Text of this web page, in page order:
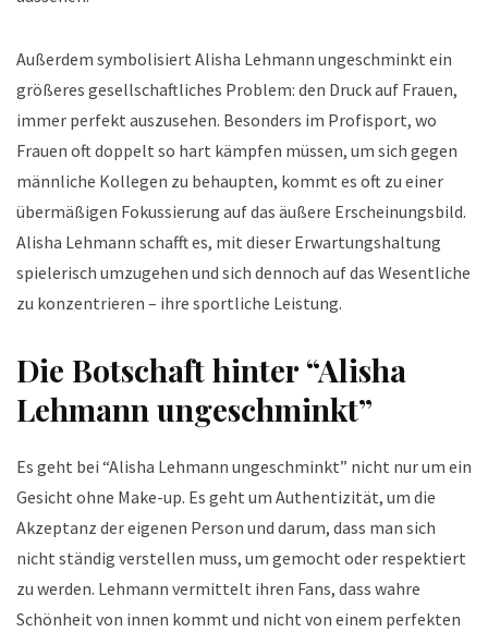
Außerdem symbolisiert Alisha Lehmann ungeschminkt ein
größeres gesellschaftliches Problem: den Druck auf Frauen,
immer perfekt auszusehen. Besonders im Profisport, wo
Frauen oft doppelt so hart kämpfen müssen, um sich gegen
männliche Kollegen zu behaupten, kommt es oft zu einer
übermäßigen Fokussierung auf das äußere Erscheinungsbild.
Alisha Lehmann schafft es, mit dieser Erwartungshaltung
spielerisch umzugehen und sich dennoch auf das Wesentliche
zu konzentrieren – ihre sportliche Leistung.
Die Botschaft hinter “Alisha
Lehmann ungeschminkt”
Es geht bei “Alisha Lehmann ungeschminkt” nicht nur um ein
Gesicht ohne Make-up. Es geht um Authentizität, um die
Akzeptanz der eigenen Person und darum, dass man sich
nicht ständig verstellen muss, um gemocht oder respektiert
zu werden. Lehmann vermittelt ihren Fans, dass wahre
Schönheit von innen kommt und nicht von einem perfekten